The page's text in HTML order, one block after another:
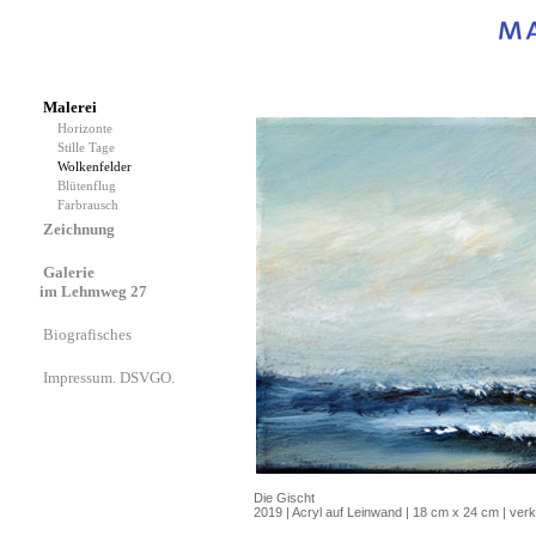
Malerei
Horizonte
Stille Tage
Wolkenfelder
Blütenflug
Farbrausch
Zeichnung
Galerie
im Lehmweg 27
Biografisches
Impressum. DSVGO.
Die Gischt
2019 | Acryl auf Leinwand | 18 cm x 24 cm |